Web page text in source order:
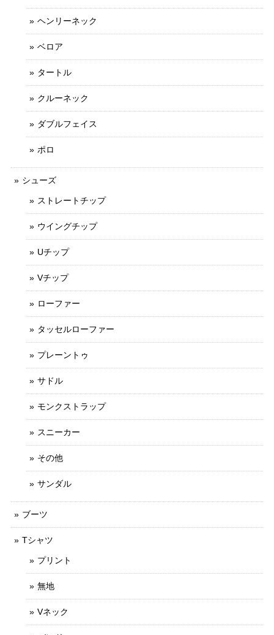
ヘンリーネック
ベロア
タートル
クルーネック
ダブルフェイス
ポロ
シューズ
ストレートチップ
ウイングチップ
Uチップ
Vチップ
ローファー
タッセルローファー
プレーントゥ
サドル
モンクストラップ
スニーカー
その他
サンダル
ブーツ
Tシャツ
プリント
無地
Vネック